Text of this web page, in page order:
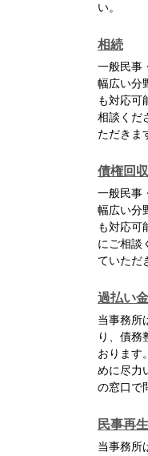
い。
相続
一般民事
幅広い分
も対応可
相談くだ
ただきま
債権回収
一般民事
幅広い分
も対応可
にご相談
ていただ
過払い
当事務所
り、債務
おります
めに尽力
の窓口で
民事再
当事務所